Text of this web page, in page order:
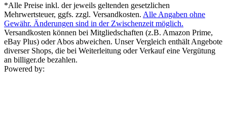
*Alle Preise inkl. der jeweils geltenden gesetzlichen
Mehrwertsteuer, ggfs. zzgl. Versandkosten. Alle Angaben ohne
Gewähr. Änderungen sind in der Zwischenzeit möglich.
Versandkosten können bei Mitgliedschaften (z.B. Amazon Prime,
eBay Plus) oder Abos abweichen. Unser Vergleich enthält Angebote
diverser Shops, die bei Weiterleitung oder Verkauf eine Vergütung
an billiger.de bezahlen.
Powered by: